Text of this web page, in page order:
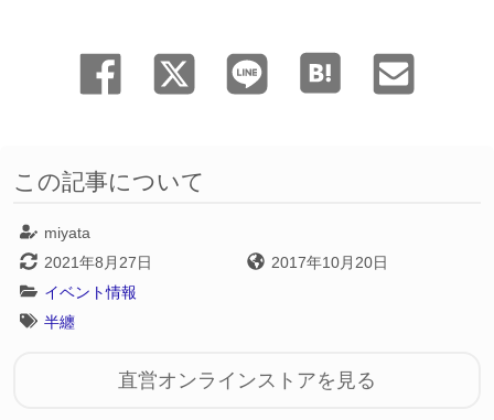
この記事について
miyata
2021年8月27日
2017年10月20日
イベント情報
半纏
直営オンラインストアを見る